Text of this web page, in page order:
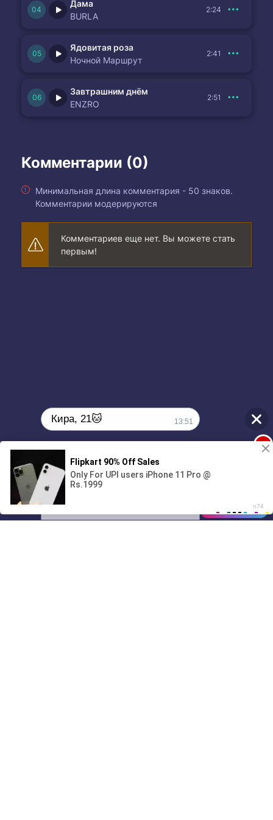
Там где всегда весна там где всегда весна!
Дама
BURLA
2:24
Ядовитая роза
Ночной Маршрут
2:41
Завтрашним днём
ENZRO
2:51
Комментарии (0)
Минимальная длина комментария - 50 знаков.
Комментарии модерируются
Комментариев еще нет. Вы можете стать
первым!
01/07
00:00
Кира, 21🐱 13:51
Поиграешь со мной? 💖🐾
1